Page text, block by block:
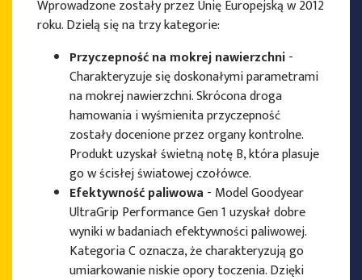
Wprowadzone zostały przez Unię Europejską w 2012
roku. Dzielą się na trzy kategorie:
Przyczepność na mokrej nawierzchni-
Charakteryzuje się doskonałymi parametrami
na mokrej nawierzchni. Skrócona droga
hamowania i wyśmienita przyczepność
zostały docenione przez organy kontrolne.
Produkt uzyskał świetną notę B, która plasuje
go w ścisłej światowej czołówce.
Efektywność paliwowa - Model Goodyear
UltraGrip Performance Gen 1 uzyskał dobre
wyniki w badaniach efektywności paliwowej.
Kategoria C oznacza, że charakteryzują go
umiarkowanie niskie opory toczenia. Dzięki